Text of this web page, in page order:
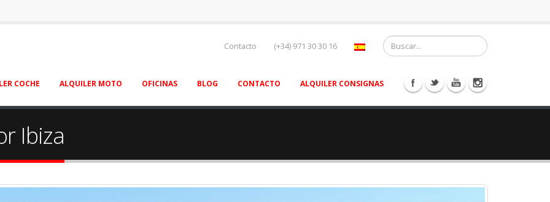
Contacto (+34) 971 30 30 16
COCHE ALQUILER MOTO OFICINAS BLOG CONTACTO ALQUILER CONSIGNAS
Ibiza